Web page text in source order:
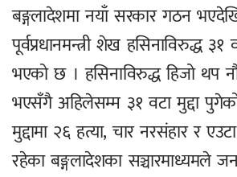
बङ्गलादेशमा नयाँ सरकार गठन
पूर्वप्रधानमन्त्री शेख हसिनाविरुद्ध ३१
भएको छ । हसिनाविरुद्ध हिजो थप नौ
भएसँगै अहिलेसम्म ३१ वटा मुद्दा
मुद्दामा २६ हत्या, चार नरसंहार र
रहेका बङ्गलादेशका सञ्चारमाध्यमले